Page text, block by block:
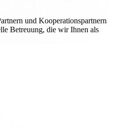
und Kooperationspartnern
Betreuung, die wir Ihnen als